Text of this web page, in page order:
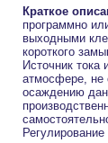
Краткое
программно
выходными
короткого
Источник
атмосфере, не
осаждению